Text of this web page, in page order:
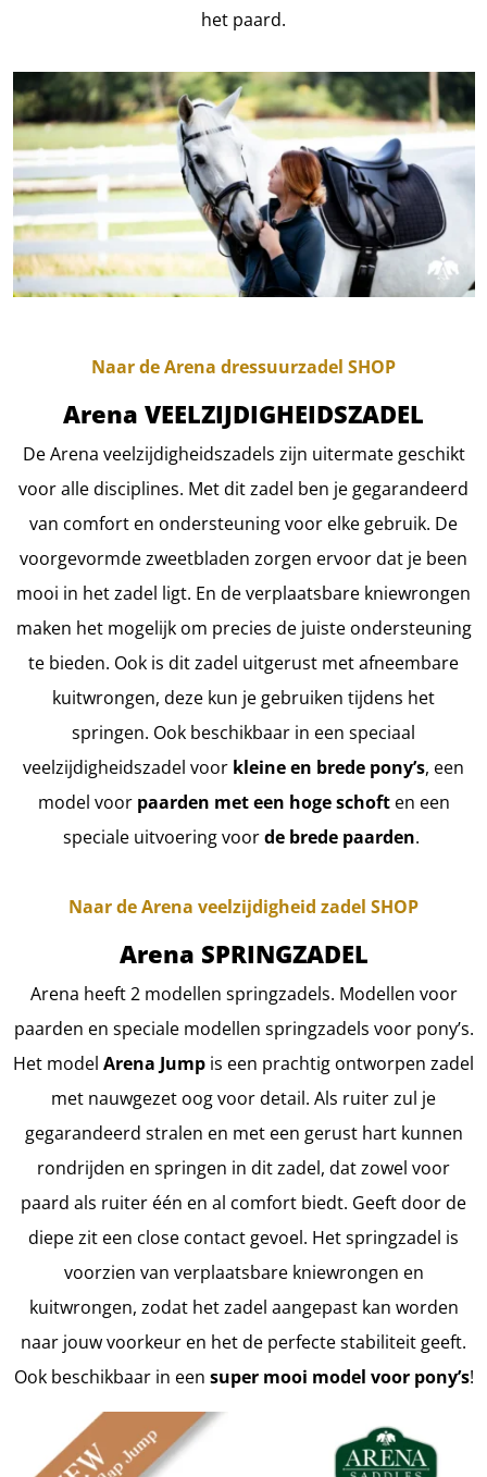
het paard.
Naar de Arena dressuurzadel SHOP
Arena VEELZIJDIGHEIDSZADEL
De Arena veelzijdigheidszadels zijn uitermate geschikt
voor alle disciplines. Met dit zadel ben je gegarandeerd
van comfort en ondersteuning voor elke gebruik. De
voorgevormde zweetbladen zorgen ervoor dat je been
mooi in het zadel ligt. En de verplaatsbare kniewrongen
maken het mogelijk om precies de juiste ondersteuning
te bieden. Ook is dit zadel uitgerust met afneembare
kuitwrongen, deze kun je gebruiken tijdens het
springen. Ook beschikbaar in een speciaal
veelzijdigheidszadel voor kleine en brede pony’s, een
model voor paarden met een hoge schoft en een
speciale uitvoering voorde brede paarden.
Naar de Arena veelzijdigheid zadel SHOP
Arena SPRINGZADEL
Arena heeft 2 modellen springzadels. Modellen voor
paarden en speciale modellen springzadels voor pony’s.
Het model Arena Jump is een prachtig ontworpen zadel
met nauwgezet oog voor detail. Als ruiter zul je
gegarandeerd stralen en met een gerust hart kunnen
rondrijden en springen in dit zadel, dat zowel voor
paard als ruiter één en al comfort biedt. Geeft door de
diepe zit een close contact gevoel. Het springzadel is
voorzien van verplaatsbare kniewrongen en
kuitwrongen, zodat het zadel aangepast kan worden
naar jouw voorkeur en het de perfecte stabiliteit geeft.
Ook beschikbaar in een super mooi model voor pony’s!